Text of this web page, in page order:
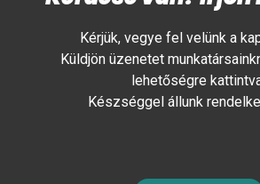
Kérjük, vegye fel velünk a
Küldjön üzenetet
lehetőségre
Készséggel állunk